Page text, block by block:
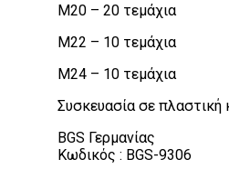
M20 – 20 τεμάχια
M22 – 10 τεμάχια
M24 – 10 τεμάχια
Συσκευασία σε πλαστική
BGS Γερμανίας
Κωδικός : BGS-9306